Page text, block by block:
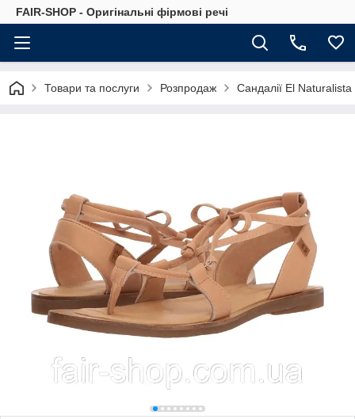
FAIR-SHOP - Оригінальні фірмові речі
Товари та послуги Розпродаж Сандалії El